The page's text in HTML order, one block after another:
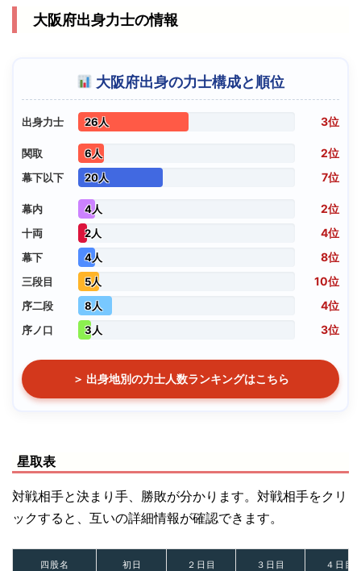
大阪府出身力士の情報
大阪府出身の力士構成と順位
出身力士 26人 3位
関取 6人 2位
幕下以下 20人 7位
幕内 4人 2位
十両 2人 4位
幕下 4人 8位
三段目 5人 10位
序二段 8人 4位
序ノ口 3人 3位
＞ 出身地別の力士人数ランキングはこちら
星取表
対戦相手と決まり手、勝敗が分かります。対戦相手をクリ
ックすると、互いの詳細情報が確認できます。
四股名 初日 ２日目 ３日目 ４日目